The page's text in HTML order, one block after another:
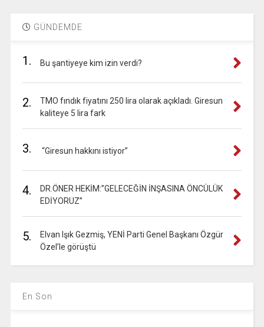
GÜNDEMDE
1. Bu şantiyeye kim izin verdi?
2.
TMO fındık fiyatını 250 lira olarak açıkladı. Giresun
kaliteye 5 lira fark
3. “Giresun hakkını istiyor”
4.
DR.ÖNER HEKİM:”GELECEĞİN İNŞASINA ÖNCÜLÜK
EDİYORUZ”
5.
Elvan Işık Gezmiş, YENİ Parti Genel Başkanı Özgür
Özel’le görüştü
En Son